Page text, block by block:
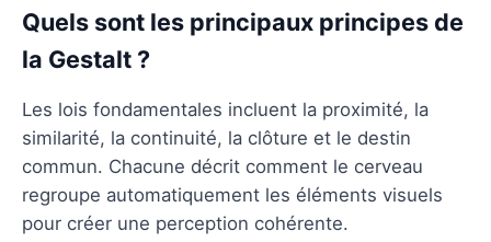
Quels sont les principaux principes de
la Gestalt ?
Les lois fondamentales incluent la proximité, la
similarité, la continuité, la clôture et le destin
commun. Chacune décrit comment le cerveau
regroupe automatiquement les éléments visuels
pour créer une perception cohérente.